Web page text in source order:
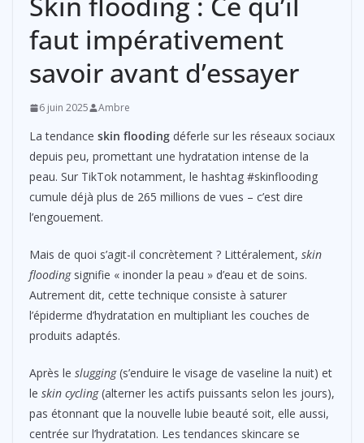
faut impérativement
savoir avant d’essayer
6 juin 2025 Ambre
La tendance skin flooding déferle sur les réseaux sociaux
depuis peu, promettant une hydratation intense de la
peau. Sur TikTok notamment, le hashtag #skinflooding
cumule déjà plus de 265 millions de vues – c’est dire
l’engouement.
Mais de quoi s’agit-il concrètement ? Littéralement, skin
floodingsignifie « inonder la peau » d’eau et de soins.
Autrement dit, cette technique consiste à saturer
l’épiderme d’hydratation en multipliant les couches de
produits adaptés.
Après le slugging(s’enduire le visage de vaseline la nuit) et
le skin cycling(alterner les actifs puissants selon les jours),
pas étonnant que la nouvelle lubie beauté soit, elle aussi,
centrée sur l’hydratation. Les tendances skincare se